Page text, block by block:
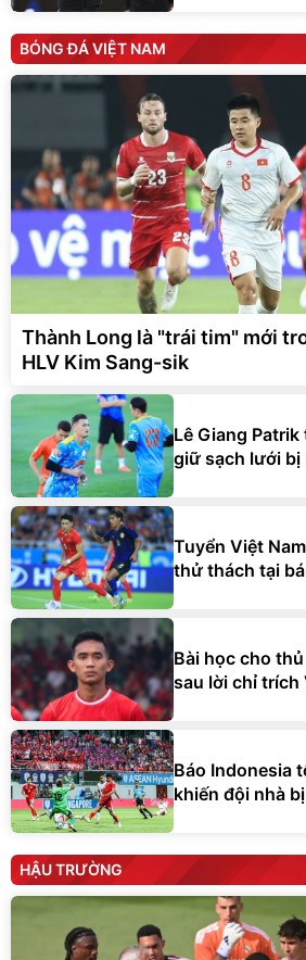
BÓNG ĐÁ VIỆT NAM
Thành Long là "trái tim" mới
HLV Kim Sang-sik
Lê Giang
giữ sạch lưới bị
Tuyển Việt
thử thách tại
Bài học cho
sau lời chỉ trích
Báo Indonesia
khiến đội nhà
HẬU TRƯỜNG